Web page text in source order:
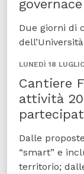
Due giorni di
LUNEDÌ 18
Cantiere
attività
Dalle
“smart” e
territorio;